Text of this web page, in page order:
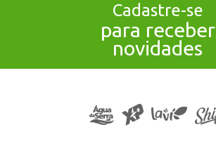
Cadastre-se
para receber
novidades